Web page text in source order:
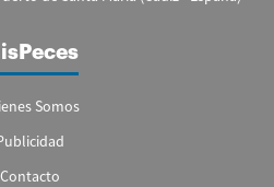
Somos
Contacto